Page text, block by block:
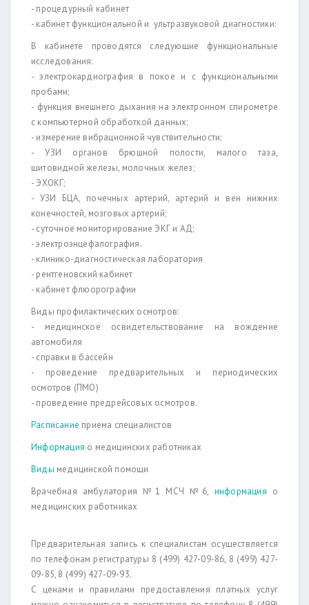
- процедурный кабинет
- кабинет функциональной и ультразвуковой диагностики:
В кабинете проводятся следующие функциональные
исследования:
- электрокардиография в покое и с функциональными
пробами;
- функция внешнего дыхания на электронном спирометре
с компьютерной обработкой данных;
- измерение вибрационной чувствительности;
- УЗИ органов брюшной полости, малого таза,
щитовидной железы, молочных желез;
- ЭХОКГ;
- УЗИ БЦА, почечных артерий, артерий и вен нижних
конечностей, мозговых артерий;
- суточное мониторирование ЭКГ и АД;
- электроэнцефалография.
- клинико-диагностическая лаборатория
- рентгеновский кабинет
- кабинет флюорографии
Виды профилактических осмотров:
- медицинское освидетельствование на вождение
автомобиля
- справки в бассейн
- проведение предварительных и периодических
осмотров (ПМО)
- проведение предрейсовых осмотров.
Расписание приема специалистов
Информация о медицинских работниках
Виды медицинской помощи
Врачебная амбулатория №1 МСЧ №6, информация о
медицинских работниках
Предварительная запись к специалистам осуществляется
по телефонам регистратуры 8 (499) 427-09-86, 8 (499) 427-
09-85, 8 (499) 427-09-93.
С ценами и правилами предоставления платных услуг